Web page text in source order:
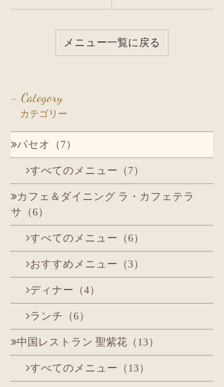
メニュー一覧に戻る
- Category
カテゴリー
パセオ （7）
すべてのメニュー（7）
カフェ＆ダイニングラ・カフェテラ
サ（6）
すべてのメニュー（6）
おすすめメニュー（3）
ディナー（4）
ランチ（6）
中国レストラン 聖紫花（13）
すべてのメニュー（13）